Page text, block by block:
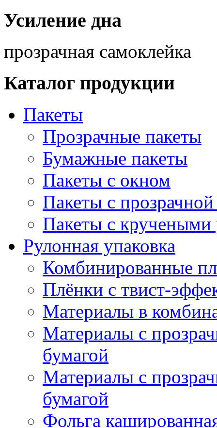
Усиление дна
прозрачная самоклейка
Каталог продукции
Пакеты
Прозрачные пакеты
Бумажные пакеты
Пакеты с окном
Пакеты с
Пакеты с кручеными
Рулонная упаковка
Комбинированные
Плёнки с твист-
Материалы в
Материалы с
бумагой
Материалы с
бумагой
Фольга